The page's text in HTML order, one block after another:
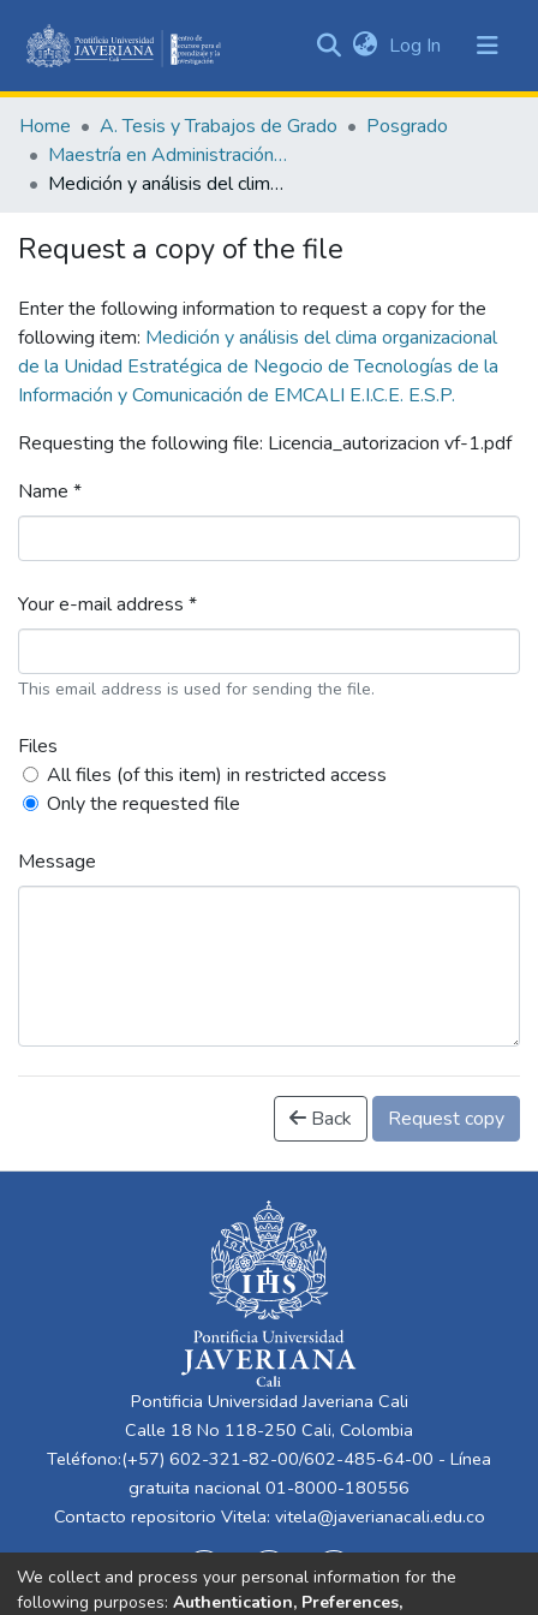
&
Collections
All of DSpace
Statistics
Log In (current)
Home A. Tesis y Trabajos de Grado
Posgrado
Maestría en Administración de Empresas
Medición y análisis del clima organizacional de la Unidad Estratégica de Negocio de Tecnologías de la Información y Comunicación de EMCALI E.I.C.E. E.S.P.
Request a copy of the file
Enter the following information to request a copy for the
following item: Medición y análisis del clima organizacional
de la Unidad Estratégica de Negocio de Tecnologías de la
Información y Comunicación de EMCALI E.I.C.E. E.S.P.
Requesting the following file: Licencia_autorizacion vf-1.pdf
Name *
Your e-mail address *
This email address is used for sending the file.
Files
All files (of this item) in restricted access
Only the requested file
Message
Back Request copy
Pontificia Universidad Javeriana Cali
Calle 18 No 118-250 Cali, Colombia
Teléfono:(+57) 602-321-82-00/602-485-64-00 - Línea
gratuita nacional 01-8000-180556
Contacto repositorio Vitela: vitela@javerianacali.edu.co
We collect and process your personal information for the
following purposes: Authentication, Preferences,